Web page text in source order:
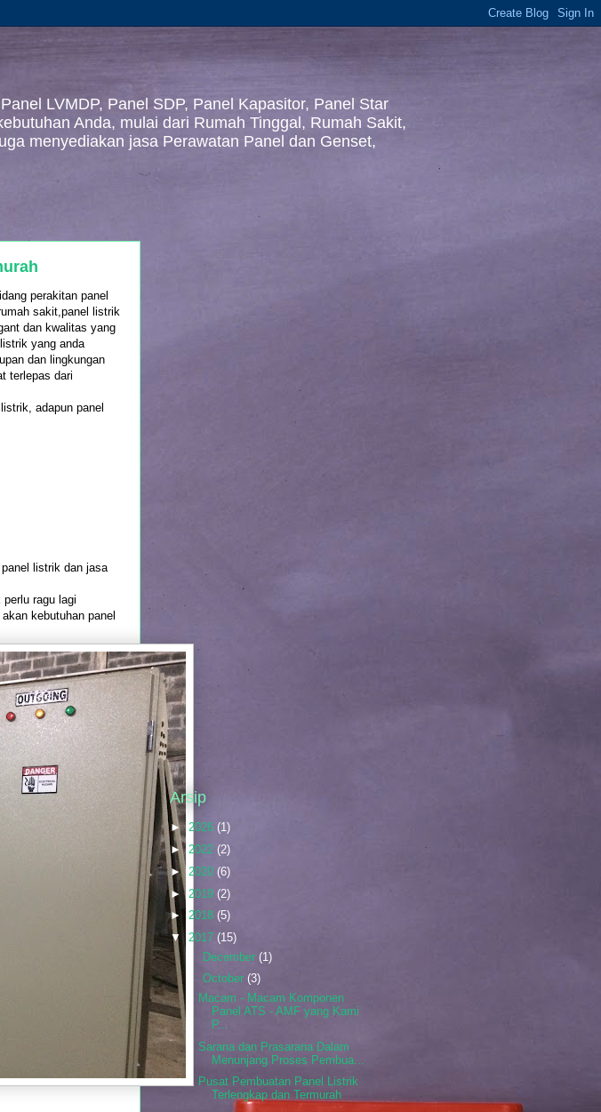
LVMDP, Panel SDP, Panel Kapasitor, Panel Star
Anda, mulai dari Rumah Tinggal, Rumah Sakit,
menyediakan jasa Perawatan Panel dan Genset,
perakitan panel
sakit,panel listrik
dan kwalitas yang
yang anda
dan lingkungan
terlepas dari
adapun panel
listrik dan jasa
ragu lagi
kebutuhan panel
Arsip
► 2026 (1)
► 2022 (2)
► 2020 (6)
► 2019 (2)
► 2018 (5)
▼ 2017 (15)
December (1)
October (3)
Macam - Macam Komponen
Panel ATS - AMF yang Kami
P...
Sarana dan Prasarana Dalam
Menunjang Proses Pembua...
Pusat Pembuatan Panel Listrik
Terlengkap dan Termurah